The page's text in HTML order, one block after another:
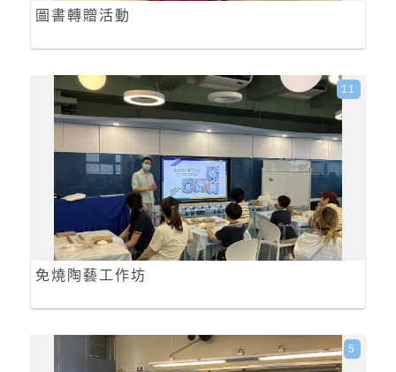
圖書轉贈活動
免燒陶藝工作坊
11
5